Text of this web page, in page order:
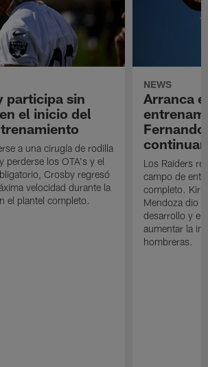
participa sin
el inicio del
a una cirugía de rodilla
perderse los OTA's y el
Crosby regresó
velocidad durante la
el plantel completo.
NEWS
Arranca
Los Raiders
campo de
completo. Kirk
Mendoza dio
desarrollo y el
aumentar la
hombreras.